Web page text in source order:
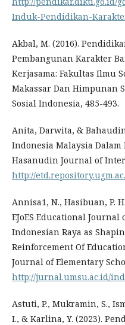
Induk-Pendidikan-
Akbal, M. (2016).
Pembangunan Karakter
Kerjasama: Fakultas Ilmu
Makassar Dan Himpunan
Sosial Indonesia, 485-493.
Anita, Darwita, &
Indonesia Malaysia
Hasanudin Journal of
http://
Annisa1, N., Hasibuan, P.
EJoES Educational
Indonesian Raya as
Reinforcement Of
Journal of Elementary
http://jurnal.umsu.ac.id/
Astuti, P., Mukramin, S.,
I., & Karlina, Y. (2023).